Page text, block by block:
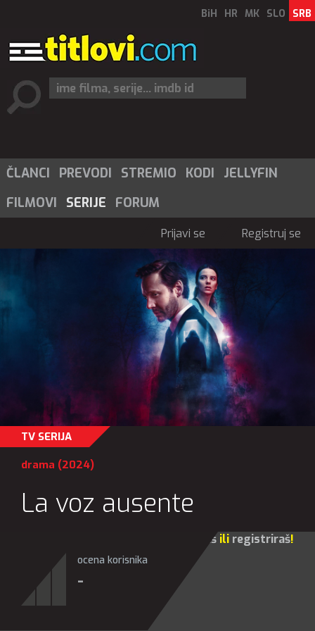
BiH HR MK SLO SRB
ČLANCI PREVODI STREMIO KODI
JELLYFIN
FILMOVI
SERIJE FORUM
Prijavi se Registruj se
TV SERIJA
drama (2024)
La voz ausente
prijaviš ili registriraš!
ocena korisnika
-